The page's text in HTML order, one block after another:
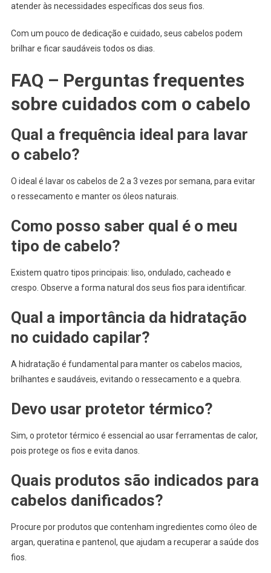
atender às necessidades específicas dos seus fios.
Com um pouco de dedicação e cuidado, seus cabelos podem
brilhar e ficar saudáveis todos os dias.
FAQ – Perguntas frequentes
sobre cuidados com o cabelo
Qual a frequência ideal para lavar
o cabelo?
O ideal é lavar os cabelos de 2 a 3 vezes por semana, para evitar
o ressecamento e manter os óleos naturais.
Como posso saber qual é o meu
tipo de cabelo?
Existem quatro tipos principais: liso, ondulado, cacheado e
crespo. Observe a forma natural dos seus fios para identificar.
Qual a importância da hidratação
no cuidado capilar?
A hidratação é fundamental para manter os cabelos macios,
brilhantes e saudáveis, evitando o ressecamento e a quebra.
Devo usar protetor térmico?
Sim, o protetor térmico é essencial ao usar ferramentas de calor,
pois protege os fios e evita danos.
Quais produtos são indicados para
cabelos danificados?
Procure por produtos que contenham ingredientes como óleo de
argan, queratina e pantenol, que ajudam a recuperar a saúde dos
fios.